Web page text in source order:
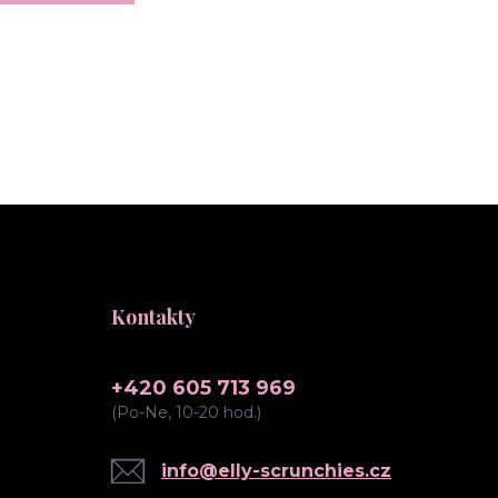
Kontakty
+420 605 713 969
(Po-Ne, 10-20 hod.)
info@elly-scrunchies.cz